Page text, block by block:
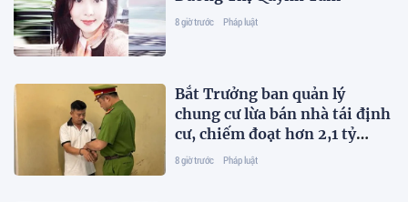
8 giờ trước Pháp luật
Bắt Trưởng ban quản lý
chung cư lừa bán nhà tái định
cư, chiếm đoạt hơn 2,1 tỷ
đồng
8 giờ trước Pháp luật